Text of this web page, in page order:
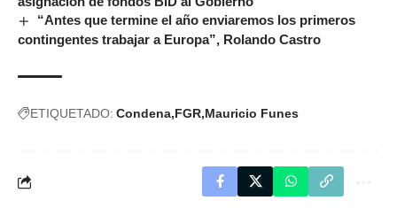
“Antes que termine el año enviaremos los primeros
contingentes trabajar a Europa”, Rolando Castro
ETIQUETADO: Condena FGR Mauricio Funes